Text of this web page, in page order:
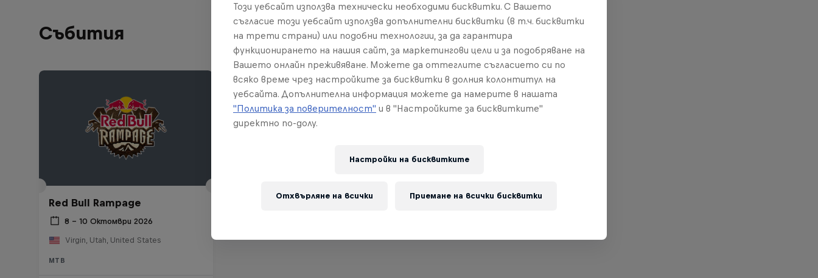
Събития
Red Bull Rampage
8 – 10 Октомври 2026
Virgin, Utah, United States
MTB
Този уебсайт използва технически необходими бисквитки. С Вашето
съгласие този уебсайт използва допълнителни бисквитки (в т.ч. бисквитки
на трети страни) или подобни технологии, за да гарантира
функционирането на нашия сайт, за маркетингови цели и за подобряване на
Вашето онлайн преживяване. Можете да оттеглите съгласието си по
всяко време чрез настройките за бисквитки в долния колонтитул на
уебсайта. Допълнителна информация можете да намерите в нашата
"Политика за поверителност" и в "Настройките за бисквитките"
директно по-долу.
Настройки на бисквитките
Отхвърляне на всички Приемане на всички бисквитки